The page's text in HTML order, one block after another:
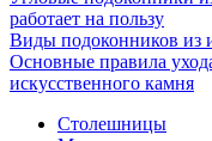
работает на пользу
Виды подоконников из
Основные правила
искусственного камня
Столешницы